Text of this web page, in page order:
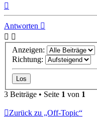
Antworten
Anzeigen:
Richtung:
3 Beiträge • Seite 1 von 1
Zurück zu „Off-Topic“